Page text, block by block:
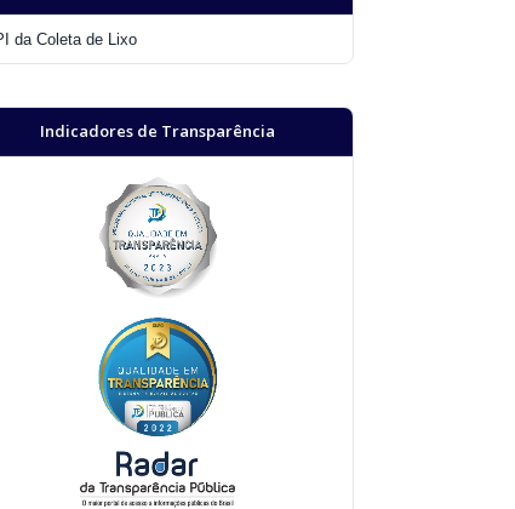
da Coleta de Lixo
Indicadores de Transparência